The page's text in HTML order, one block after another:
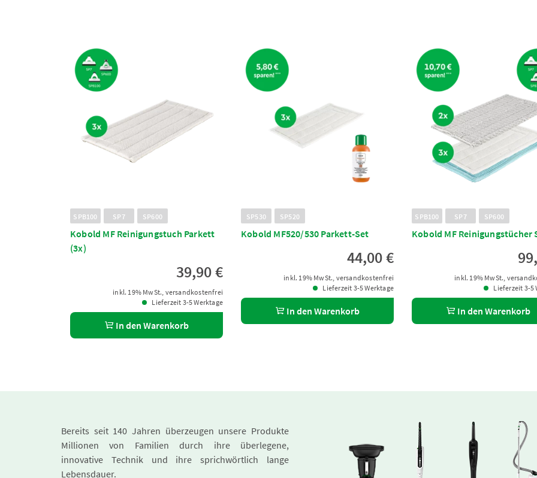
SPB100 SP7 SP600
Kobold MF Reinigungstuch Parkett
(3x)
39,90 €
inkl. 19% MwSt., versandkostenfrei
Lieferzeit 3-5 Werktage
In den Warenkorb
SP530 SP520
Kobold MF520/530 Parkett-Set
44,00 €
inkl. 19% MwSt., versandkostenfrei
Lieferzeit 3-5 Werktage
In den Warenkorb
SPB100 SP7 SP600
Kobold MF Reinigungstücher
inkl. 19% MwSt.,
Lieferzeit 3-5
In den Warenkorb
Bereits seit 140 Jahren überzeugen unsere Produkte
Millionen von Familien durch ihre überlegene,
innovative Technik und ihre sprichwörtlich lange
Lebensdauer.